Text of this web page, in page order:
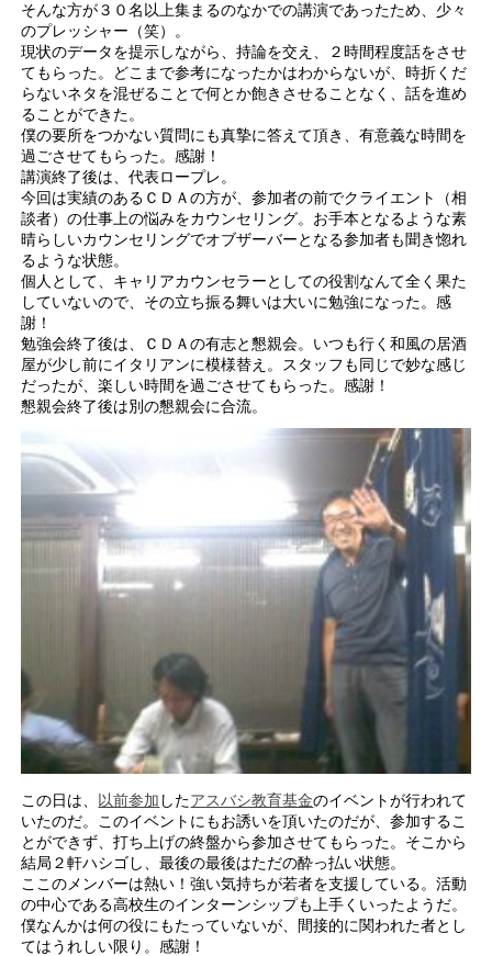
そんな方が３０名以上集まるのなかでの講演であったため、少々
のプレッシャー（笑）。
現状のデータを提示しながら、持論を交え、２時間程度話をさせ
てもらった。どこまで参考になったかはわからないが、時折くだ
らないネタを混ぜることで何とか飽きさせることなく、話を進め
ることができた。
僕の要所をつかない質問にも真摯に答えて頂き、有意義な時間を
過ごさせてもらった。感謝！
講演終了後は、代表ロープレ。
今回は実績のあるＣＤＡの方が、参加者の前でクライエント（相
談者）の仕事上の悩みをカウンセリング。お手本となるような素
晴らしいカウンセリングでオブザーバーとなる参加者も聞き惚れ
るような状態。
個人として、キャリアカウンセラーとしての役割なんて全く果た
していないので、その立ち振る舞いは大いに勉強になった。感
謝！
勉強会終了後は、ＣＤＡの有志と懇親会。いつも行く和風の居酒
屋が少し前にイタリアンに模様替え。スタッフも同じで妙な感じ
だったが、楽しい時間を過ごさせてもらった。感謝！
懇親会終了後は別の懇親会に合流。
この日は、 以前参加 したアスバシ教育基金のイベントが行われて
いたのだ。このイベントにもお誘いを頂いたのだが、参加するこ
とができず、打ち上げの終盤から参加させてもらった。そこから
結局２軒ハシゴし、最後の最後はただの酔っ払い状態。
ここのメンバーは熱い！強い気持ちが若者を支援している。活動
の中心である高校生のインターンシップも上手くいったようだ。
僕なんかは何の役にもたっていないが、間接的に関われた者とし
てはうれしい限り。感謝！